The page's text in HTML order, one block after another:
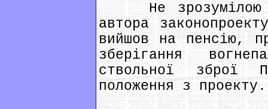
Не зрозумілою
автора
вийшов на пенсію,
зберігання
ствольної зброї
положення з проекту.